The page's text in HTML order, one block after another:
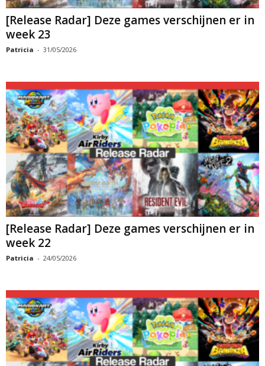
[Release Radar] Deze games verschijnen er in
week 23
Patricia - 31/05/2026
[Release Radar] Deze games verschijnen er in
week 22
Patricia - 24/05/2026